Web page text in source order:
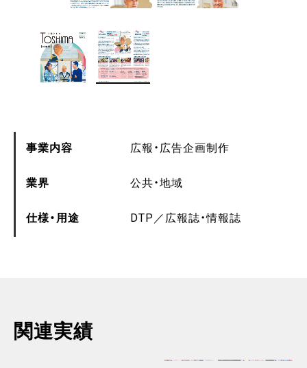
事業内容 広報・広告企画制作
業界 公共・地域
仕様・用途 DTP 広報誌・情報誌
関連実績